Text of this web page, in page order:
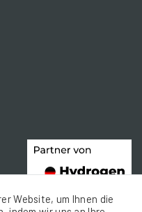
Website, um Ihnen die